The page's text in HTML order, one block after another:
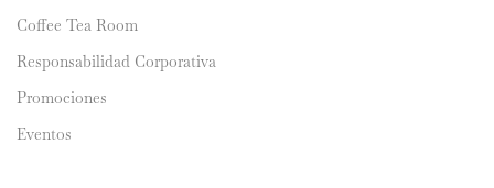
Coffee Tea Room
Responsabilidad Corporativa
Promociones
Eventos